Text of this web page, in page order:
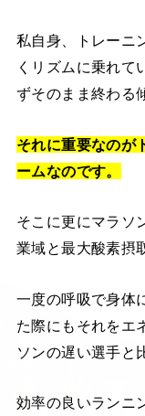
私自身、トレーニ
くリズムに乗れて
ずそのまま終わる
それに重要なのが
ームなのです。
そこに更にマラソ
業域と最大酸素摂
一度の呼吸で身体
た際にもそれをエ
ソンの遅い選手と
効率の良いランニ